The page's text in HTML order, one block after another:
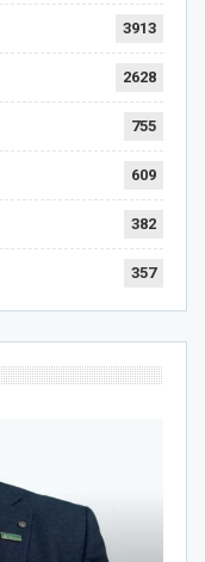
3913
2628
755
609
382
357